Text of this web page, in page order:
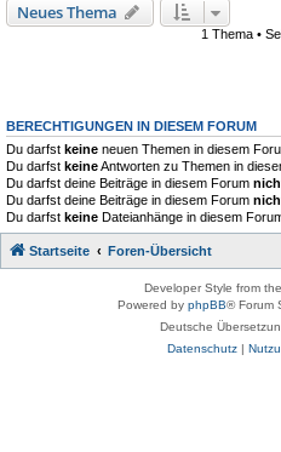
Neues Thema
1 Thema •
BERECHTIGUNGEN IN DIESEM FORUM
Du darfst keine neuen Themen in diesem
Du darfst keineAntworten zu Themen in
Du darfst deine Beiträge in diesem Forum
Du darfst deine Beiträge in diesem Forum
Du darfst keine Dateianhänge in diesem
Startseite Foren-Übersicht
Developer Style from
Powered by phpBB® Forum
Deutsche
Datenschutz|